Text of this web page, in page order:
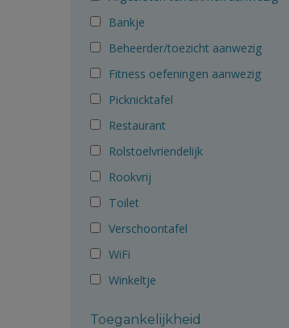
Bankje
Beheerder/toezicht aanwezig
Fitness oefeningen aanwezig
Picknicktafel
Restaurant
Rolstoelvriendelijk
Rookvrij
Toilet
Verschoontafel
WiFi
Winkeltje
Toegankelijkheid